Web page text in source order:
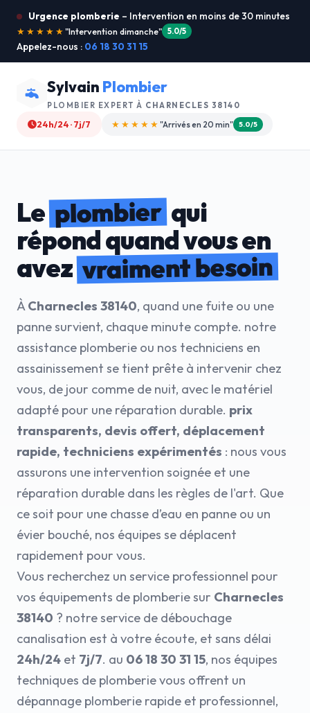
Urgence plomberie – Intervention en moins de 30 minutes
★★★★★"Je recommande !" 4.9/5
Appelez-nous : 06 18 30 31 15
Sylvain Plombier
PLOMBIER EXPERT À CHARNECLES 38140
24h/24 · 7j/7 ★★★★☆ "Devis gratuit" 4.8/5
Leplombierqui
répond quand vous en
avezvraiment besoin
ÀCharnecles 38140, quand une fuite ou une
panne survient, chaque minute compte. notre
assistance plomberie ou nos techniciens en
assainissement se tient prête à intervenir chez
vous, de jour comme de nuit, avec le matériel
adapté pour une réparation durable. prix
transparents, devis offert, déplacement
rapide, techniciens expérimentés : nous vous
assurons une intervention soignée et une
réparation durable dans les règles de l'art. Que
ce soit pour une chasse d’eau en panne ou un
évier bouché, nos équipes se déplacent
rapidement pour vous.
Vous recherchez un service professionnel pour
vos équipements de plomberie sur Charnecles
38140 ? notre service de débouchage
canalisation est à votre écoute, et sans délai
24h/24 et 7j/7. au 06 18 30 31 15, nos équipes
techniques de plomberie vous offrent un
dépannage plomberie rapide et professionnel,